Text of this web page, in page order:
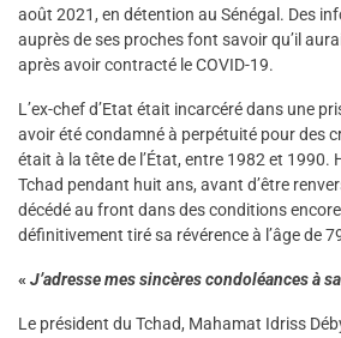
août 2021, en détention au Sénégal. Des
auprès de ses proches font savoir qu’il
après avoir contracté le COVID-19.
L’ex-chef d’Etat était incarcéré dans une
avoir été condamné à perpétuité pour des
était à la tête de l’État, entre 1982 et 1990.
Tchad pendant huit ans, avant d’être
décédé au front dans des conditions
définitivement tiré sa révérence à l’âge de
« J’adresse mes sincères condoléances à
Le président du Tchad, Mahamat Idriss